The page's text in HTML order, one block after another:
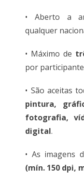
• Aberto a
qualquer
• Máximo de
por
• São aceitas
pintura,
fotografia,
digital.
• As imagens
(mín. 150 dpi,